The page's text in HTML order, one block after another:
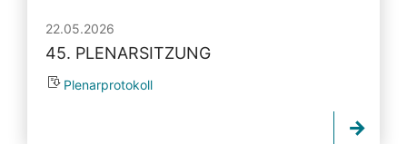
22.05.2026
45. PLENARSITZUNG
Plenarprotokoll